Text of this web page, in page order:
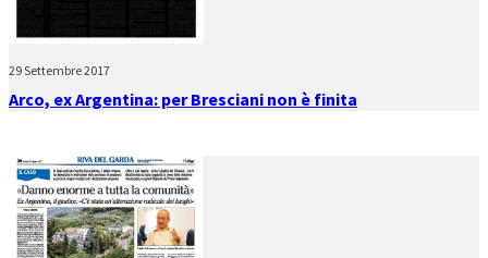
29 Settembre 2017
Arco, ex Argentina: per Bresciani non è finita